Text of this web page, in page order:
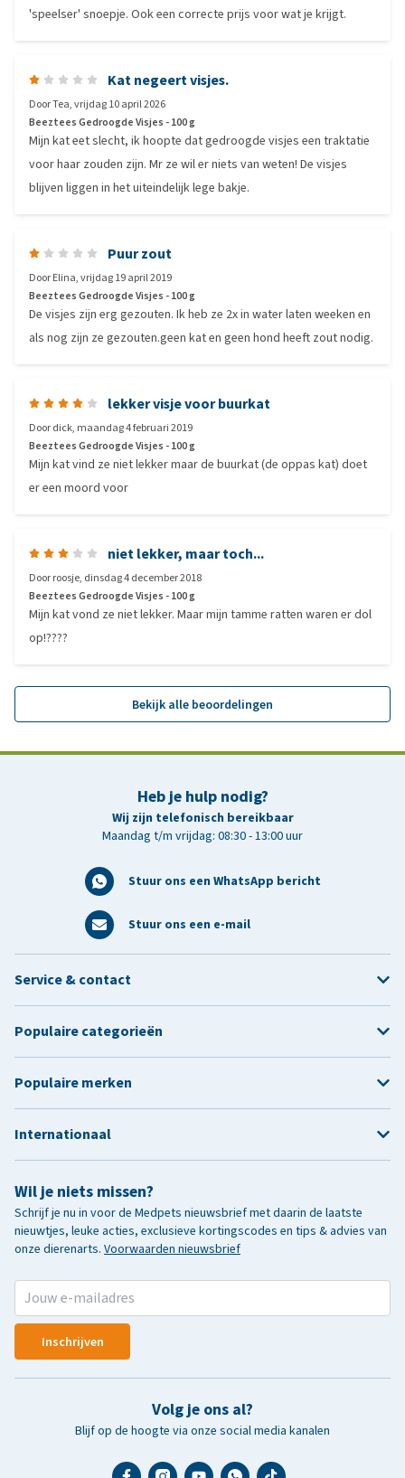
'speelser' snoepje. Ook een correcte prijs voor wat je krijgt.
Kat negeert visjes.
DoorTea,vrijdag 10 april 2026
Beeztees Gedroogde Visjes - 100 g
Mijn kat eet slecht, ik hoopte dat gedroogde visjes een traktatie
voor haar zouden zijn. Mr ze wil er niets van weten! De visjes
blijven liggen in het uiteindelijk lege bakje.
Puur zout
DoorElina,vrijdag 19 april 2019
Beeztees Gedroogde Visjes - 100 g
De visjes zijn erg gezouten. Ik heb ze 2x in water laten weeken en
als nog zijn ze gezouten.geen kat en geen hond heeft zout nodig.
lekker visje voor buurkat
Doordick, maandag 4 februari 2019
Beeztees Gedroogde Visjes - 100 g
Mijn kat vind ze niet lekker maar de buurkat (de oppas kat) doet
er een moord voor
niet lekker, maar toch...
Doorroosje, dinsdag 4 december 2018
Beeztees Gedroogde Visjes - 100 g
Mijn kat vond ze niet lekker. Maar mijn tamme ratten waren er dol
op!????
Bekijk alle beoordelingen
Heb je hulp nodig?
Wij zijn telefonisch bereikbaar
Maandag t/m vrijdag: 08:30 - 13:00 uur
Stuur ons een WhatsApp bericht
Stuur ons een e-mail
Wil je niets missen?
Schrijf je nu in voor de Medpets nieuwsbrief met daarin de laatste
nieuwtjes, leuke acties, exclusieve kortingscodes en tips & advies van
onze dierenarts. Voorwaarden nieuwsbrief
Inschrijven
Volg je ons al?
Blijf op de hoogte via onze social media kanalen
Service & contact
Populaire categorieën
Populaire merken
Internationaal